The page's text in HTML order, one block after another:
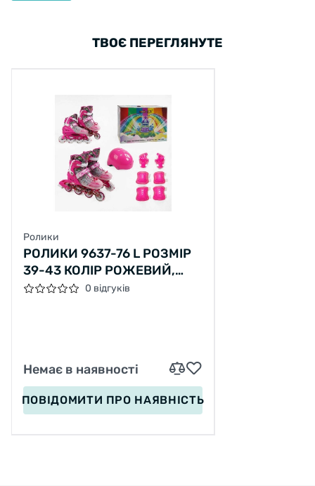
ТВОЄ ПЕРЕГЛЯНУТЕ
Ролики
РОЛИКИ 9637-76 L РОЗМІР
39-43 КОЛІР РОЖЕВИЙ,
КОЛЕСА PU, D КОЛЕС – 6 СМ,
0 відгуків
Немає в наявності
ПОВІДОМИТИ ПРО НАЯВНІСТЬ